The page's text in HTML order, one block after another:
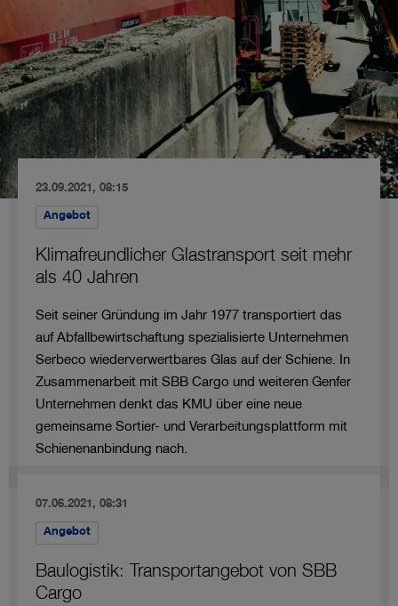
23.09.2021, 08:15
Angebot
Klimafreundlicher Glastransport seit mehr
als 40 Jahren
Seit seiner Gründung im Jahr 1977 transportiert das
auf Abfallbewirtschaftung spezialisierte Unternehmen
Serbeco wiederverwertbares Glas auf der Schiene. In
Zusammenarbeit mit SBB Cargo und weiteren Genfer
Unternehmen denkt das KMU über eine neue
gemeinsame Sortier- und Verarbeitungsplattform mit
Schienenanbindung nach.
07.06.2021, 08:31
Angebot
Baulogistik: Transportangebot von SBB
Cargo